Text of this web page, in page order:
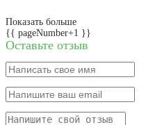
Показать больше
{{ pageNumber+1 }}
Оставьте отзыв